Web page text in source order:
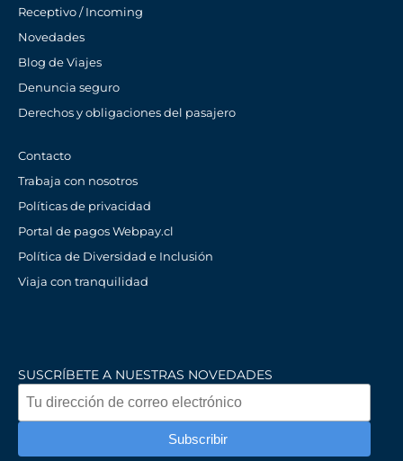
Receptivo / Incoming
Novedades
Blog de Viajes
Denuncia seguro
Derechos y obligaciones del pasajero
Contacto
Trabaja con nosotros
Políticas de privacidad
Portal de pagos Webpay.cl
Política de Diversidad e Inclusión
Viaja con tranquilidad
SUSCRÍBETE A NUESTRAS NOVEDADES